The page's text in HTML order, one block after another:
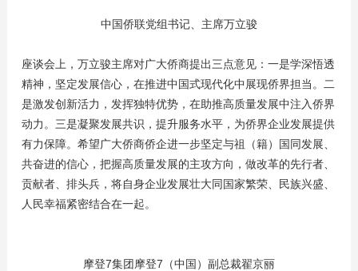
中国侨联党组书记、主席万立骏
座谈会上，万立骏主席对广大侨商提出三点意见：一是学深悟透
精神，坚定发展信心，在推进中国式现代化中展现侨界担当。二
是激发创新活力，发挥独特优势，在助推高质量发展中注入侨界
动力。三是凝聚发展共识，提升服务水平，为侨界企业发展提供
有力保障。希望广大侨商侨企进一步坚定与祖（籍）国同发展、
共奋进的信心，把握高质量发展的主攻方向，做改革的先行者、
贡献者、排头兵，将自身企业发展壮大同国家繁荣、民族兴盛、
人民幸福紧密结合在一起。
摩登7集团摩登7（中国）副总裁翟京丽